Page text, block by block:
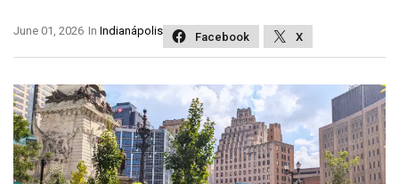
In Indianápolis
June 01, 2026 Facebook X